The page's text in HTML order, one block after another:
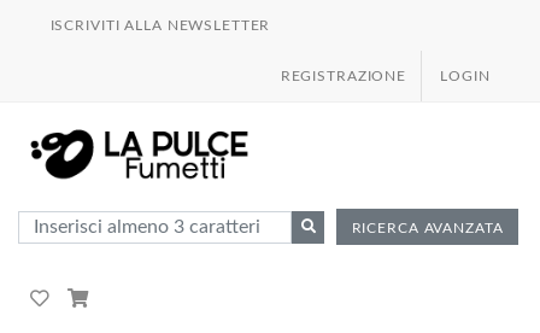
ISCRIVITI ALLA NEWSLETTER
REGISTRAZIONE LOGIN
RICERCA AVANZATA